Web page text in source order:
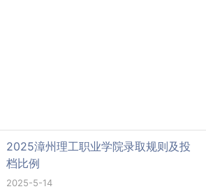
2025漳州理工职业学院录取规则及投
档比例
2025-5-14